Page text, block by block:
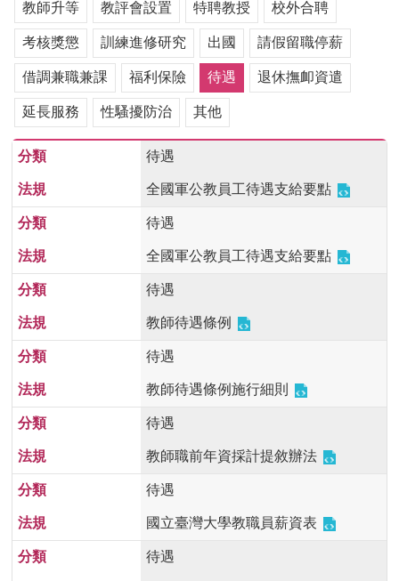
常
用
表
單
各
類
專
區
查
詢
項
相
網
站
臺
大
首
頁
myNTU
English
教師升等 教評會設置 特聘教授 校外合聘
考核獎懲 訓練進修研究 出國 請假留職停薪
借調兼職兼課 福利保險 待遇 退休撫卹資遣
延長服務 性騷擾防治 其他
待遇
全國軍公教員工待遇支給要點
待遇
全國軍公教員工待遇支給要點
待遇
教師待遇條例
待遇
教師待遇條例施行細則
待遇
教師職前年資採計提敘辦法
待遇
國立臺灣大學教職員薪資表
待遇